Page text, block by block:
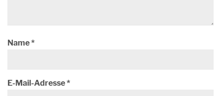
Name*
E-Mail-Adresse*